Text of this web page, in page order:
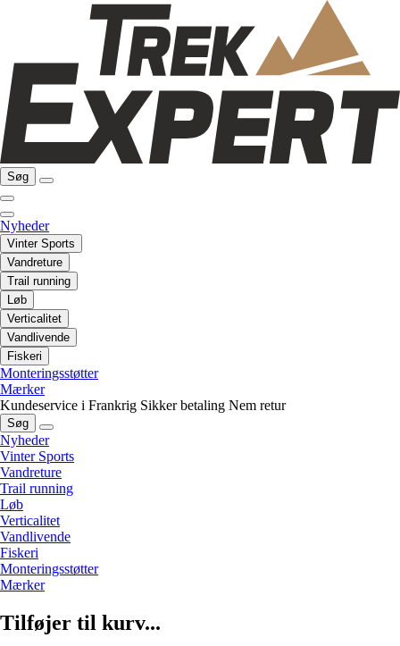
Søg
Nyheder
Vinter Sports
Vandreture
Trail running
Løb
Verticalitet
Vandlivende
Fiskeri
Monteringsstøtter
Mærker
Kundeservice i Frankrig Sikker betaling Nem retur
Søg
Nyheder
Vinter Sports
Vandreture
Trail running
Løb
Verticalitet
Vandlivende
Fiskeri
Monteringsstøtter
Mærker
Tilføjer til kurv...